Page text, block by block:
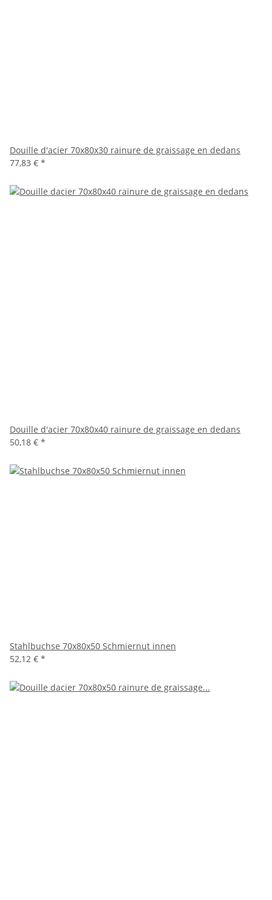
Douille d'acier 70x80x30 rainure de graissage en dedans
77,83 € *
Douille d'acier 70x80x40 rainure de graissage en dedans
50,18 € *
Stahlbuchse 70x80x50 Schmiernut innen
52,12 € *